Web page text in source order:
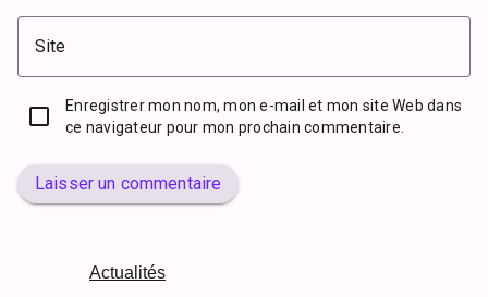
Site
Enregistrer mon nom, mon e-mail et mon site Web dans
ce navigateur pour mon prochain commentaire.
Laisser un commentaire
Actualités